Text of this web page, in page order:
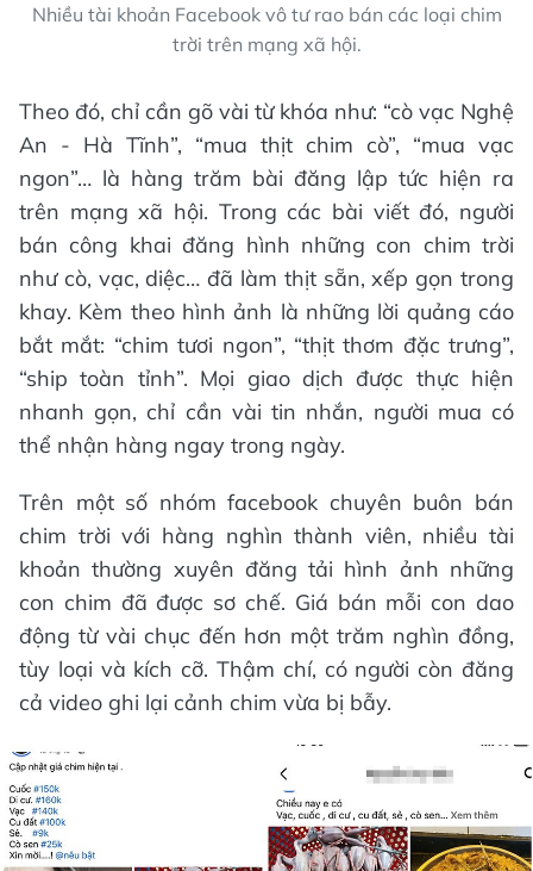
Nhiều tài khoản Facebook vô tư rao bán các loại chim
trời trên mạng xã hội.
Theo đó, chỉ cần gõ vài từ khóa như: “cò vạc Nghệ
An - Hà Tĩnh”, “mua thịt chim cò”, “mua vạc
ngon”… là hàng trăm bài đăng lập tức hiện ra
trên mạng xã hội. Trong các bài viết đó, người
bán công khai đăng hình những con chim trời
như cò, vạc, diệc… đã làm thịt sẵn, xếp gọn trong
khay. Kèm theo hình ảnh là những lời quảng cáo
bắt mắt: “chim tươi ngon”, “thịt thơm đặc trưng”,
“ship toàn tỉnh”. Mọi giao dịch được thực hiện
nhanh gọn, chỉ cần vài tin nhắn, người mua có
thể nhận hàng ngay trong ngày.
Trên một số nhóm facebook chuyên buôn bán
chim trời với hàng nghìn thành viên, nhiều tài
khoản thường xuyên đăng tải hình ảnh những
con chim đã được sơ chế. Giá bán mỗi con dao
động từ vài chục đến hơn một trăm nghìn đồng,
tùy loại và kích cỡ. Thậm chí, có người còn đăng
cả video ghi lại cảnh chim vừa bị bẫy.